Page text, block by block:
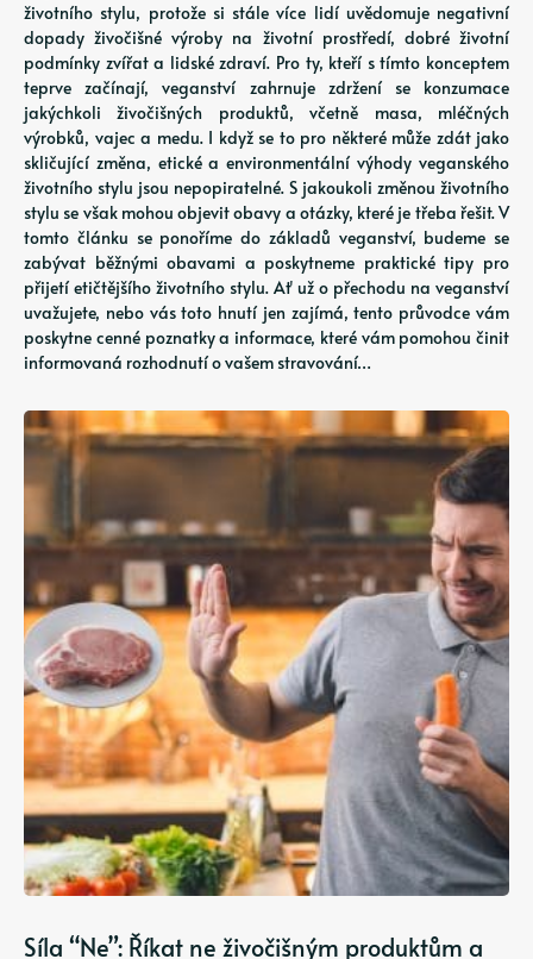
životního stylu, protože si stále více lidí uvědomuje negativní
dopady živočišné výroby na životní prostředí, dobré životní
podmínky zvířat a lidské zdraví. Pro ty, kteří s tímto konceptem
teprve začínají, veganství zahrnuje zdržení se konzumace
jakýchkoli živočišných produktů, včetně masa, mléčných
výrobků, vajec a medu. I když se to pro některé může zdát jako
skličující změna, etické a environmentální výhody veganského
životního stylu jsou nepopiratelné. S jakoukoli změnou životního
stylu se však mohou objevit obavy a otázky, které je třeba řešit. V
tomto článku se ponoříme do základů veganství, budeme se
zabývat běžnými obavami a poskytneme praktické tipy pro
přijetí etičtějšího životního stylu. Ať už o přechodu na veganství
uvažujete, nebo vás toto hnutí jen zajímá, tento průvodce vám
poskytne cenné poznatky a informace, které vám pomohou činit
informovaná rozhodnutí o vašem stravování…
Síla “Ne”: Říkat ne živočišným produktům a